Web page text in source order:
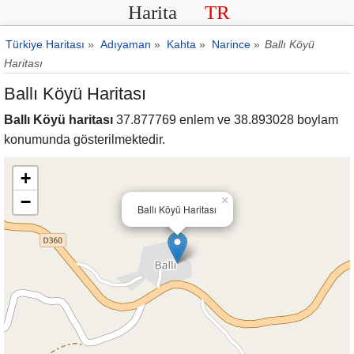
Harita TR
Türkiye Haritası » Adıyaman » Kahta » Narince » Ballı Köyü
Haritası
Ballı Köyü Haritası
Ballı Köyü haritası 37.877769 enlem ve 38.893028 boylam
konumunda gösterilmektedir.
Ballı Köyü Haritası
×
+
−